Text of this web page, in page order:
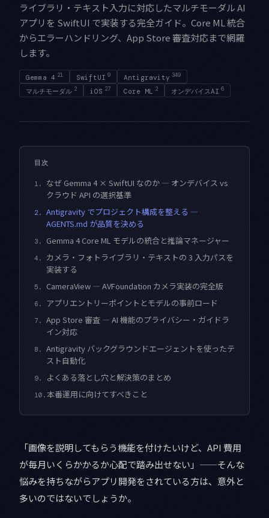
ライブラリ・テキスト入力に対応したマルチモーダル AI
アプリを SwiftUI で実装する完全ガイド。Core ML 統合
からエラーハンドリング、App Store 審査対応まで網羅
します。
Gemma 4 21 SwiftUI 9 Antigravity 349
マルチモーダル 2 iOS 27 Core ML 2 オンデバイスAI 6
目次
1.
なぜ Gemma 4 × SwiftUI なのか — オンデバイス vs
クラウド API の選択基準
2.
Antigravity でプロジェクト構成を整える —
AGENTS.md が品質を決める
3. Gemma 4 Core ML モデルの統合と推論マネージャー
4.
カメラ・フォトライブラリ・テキストの 3 入力パスを
実装する
5. CameraView — AVFoundation カメラ実装の完全版
6. アプリエントリーポイントとモデルの事前ロード
7.
App Store 審査 — AI 機能のプライバシー・ガイドラ
イン対応
8.
Antigravity バックグラウンドエージェントを使ったテ
スト自動化
9. よくある落とし穴と解決策のまとめ
10. 本番運用に向けてすべきこと
「画像を説明してもらう機能を付けたいけど、API 費用
が毎月いくらかかるか心配で踏み出せない」——そんな
悩みを持ちながらアプリ開発をされている方は、意外と
多いのではないでしょうか。